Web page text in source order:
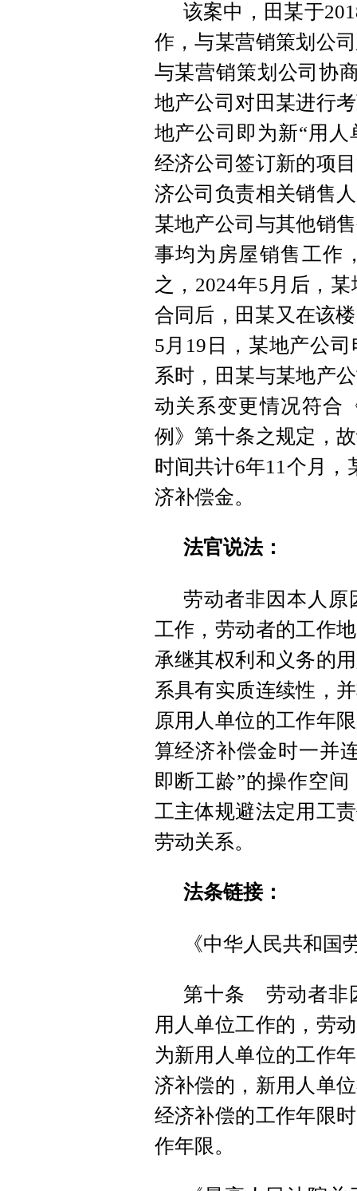
该案中，田某于
作，与某营销策划公
与某营销策划公司协
地产公司对田某进行
地产公司即为新“用人
经济公司签订新的项
济公司负责相关销售
某地产公司与其他销
事均为房屋销售工作
之，2024年5月后，
合同后，田某又在该
5月19日，某地产公
系时，田某与某地产
动关系变更情况符合
例》第十条之规定，
时间共计6年11个月
济补偿金。
法官说法：
劳动者非因本人原
工作，劳动者的工作
承继其权利和义务的
系具有实质连续性，
原用人单位的工作年
算经济补偿金时一并
即断工龄”的操作空
工主体规避法定用工
劳动关系。
法条链接：
《中华人民共和国
第十条 劳动者非
用人单位工作的，劳
为新用人单位的工作
济补偿的，新用人单
经济补偿的工作年限
作年限。